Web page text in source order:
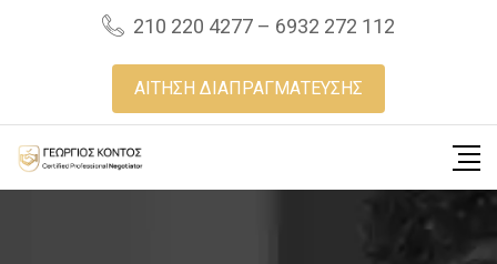
210 220 4277 – 6932 272 112
ΑΙΤΗΣΗ ΔΙΑΠΡΑΓΜΑΤΕΥΣΗΣ